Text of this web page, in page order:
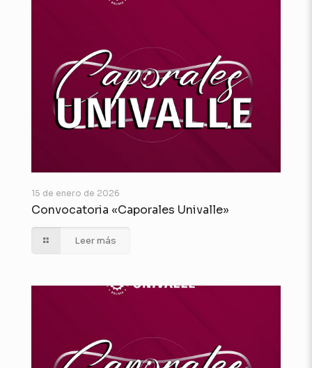
15 de enero de 2026
Convocatoria «Caporales Univalle»
Leer más